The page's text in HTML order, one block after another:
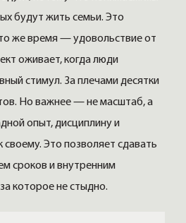
будут жить семьи. Это
же время — удовольствие от
оживает, когда люди
стимул. За плечами десятки
Но важнее — не масштаб, а
опыт, дисциплину и
своему. Это позволяет сдавать
сроков и внутренним
которое не стыдно.